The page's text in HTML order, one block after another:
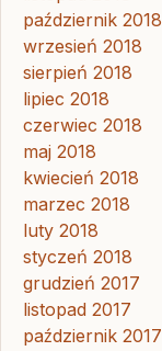
październik 2018
wrzesień 2018
sierpień 2018
lipiec 2018
czerwiec 2018
maj 2018
kwiecień 2018
marzec 2018
luty 2018
styczeń 2018
grudzień 2017
listopad 2017
październik 2017